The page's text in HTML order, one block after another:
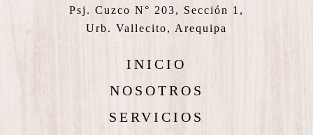
Psj. Cuzco N° 203, Sección 1,
Urb. Vallecito, Arequipa
INICIO
NOSOTROS
SERVICIOS